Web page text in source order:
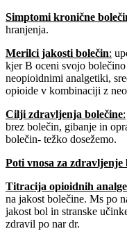
Simptomi kronične
hranjenja.
Merilci jakosti bolečin:
kjer B oceni svojo
neopioidnimi analgetiki,
opioide v kombinaciji z
Cilji zdravljenja bolečine:
brez bolečin, gibanje in
bolečin- težko dosežemo.
Poti vnosa za zdravljenje
Titracija opioidnih
na jakost bolečine. Ms po
jakost bol in stranske
zdravil po nar dr.